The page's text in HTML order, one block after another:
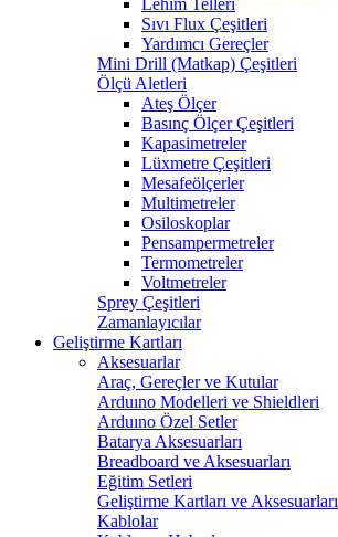
Lehim Telleri
Sıvı Flux Çeşitleri
Yardımcı Gereçler
Mini Drill (Matkap) Çeşitleri
Ölçü Aletleri
Ateş Ölçer
Basınç Ölçer Çeşitleri
Kapasimetreler
Lüxmetre Çeşitleri
Mesafeölçerler
Multimetreler
Osiloskoplar
Pensampermetreler
Termometreler
Voltmetreler
Sprey Çeşitleri
Zamanlayıcılar
Geliştirme Kartları
Aksesuarlar
Araç, Gereçler ve Kutular
Arduıno Modelleri ve Shieldleri
Arduıno Özel Setler
Batarya Aksesuarları
Breadboard ve Aksesuarları
Eğitim Setleri
Geliştirme Kartları ve Aksesuarları
Kablolar